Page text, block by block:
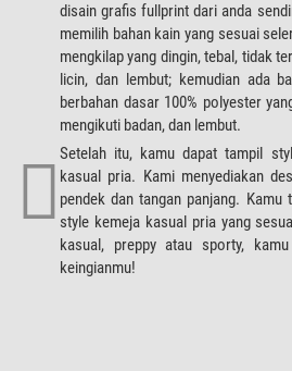
disain grafis fullprint dari anda
memilih bahan kain yang sesuai
mengkilap yang dingin, tebal, tidak
licin, dan lembut; kemudian ada
berbahan dasar 100% polyester
mengikuti badan, dan lembut.
Setelah itu, kamu dapat tampil
kasual pria. Kami menyediakan
pendek dan tangan panjang. Kamu
style kemeja kasual pria yang
kasual, preppy atau sporty,
keingianmu!